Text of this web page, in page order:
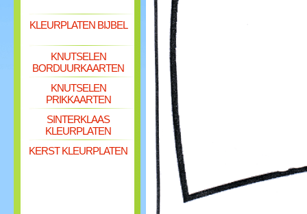
KLEURPLATEN BIJBEL
KNUTSELEN
BORDUURKAARTEN
KNUTSELEN
PRIKKAARTEN
SINTERKLAAS
KLEURPLATEN
KERST KLEURPLATEN